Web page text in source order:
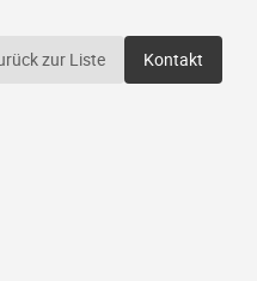
zur Liste Kontakt